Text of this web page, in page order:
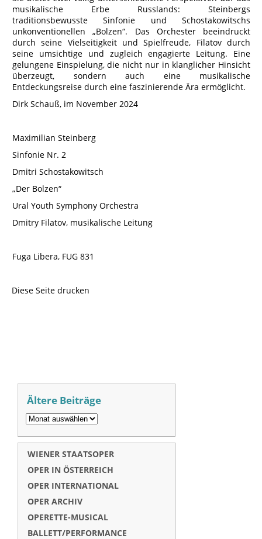
musikalische Erbe Russlands: Steinbergs
traditionsbewusste Sinfonie und Schostakowitschs
unkonventionellen „Bolzen“. Das Orchester beeindruckt
durch seine Vielseitigkeit und Spielfreude, Filatov durch
seine umsichtige und zugleich engagierte Leitung. Eine
gelungene Einspielung, die nicht nur in klanglicher Hinsicht
überzeugt, sondern auch eine musikalische
Entdeckungsreise durch eine faszinierende Ära ermöglicht.
Dirk Schauß, im November 2024
Maximilian Steinberg
Sinfonie Nr. 2
Dmitri Schostakowitsch
„Der Bolzen“
Ural Youth Symphony Orchestra
Dmitry Filatov, musikalische Leitung
Fuga Libera, FUG 831
Diese Seite drucken
Ältere Beiträge
WIENER STAATSOPER
OPER IN ÖSTERREICH
OPER INTERNATIONAL
OPER ARCHIV
OPERETTE-MUSICAL
BALLETT/PERFORMANCE